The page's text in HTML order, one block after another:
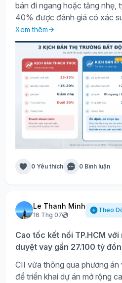
bán đi ngang hoặc tăng nhẹ,
40% được đánh giá có xác
Xem thêm
0 Yêu thích 0 Bình luận
Le Thanh Minh
16 Thg 07
Theo
Cao tốc kết nối TP.HCM với
duyệt vay gần 27.100 tỷ
CII vừa thông qua phương
để triển khai dự án mở rộng